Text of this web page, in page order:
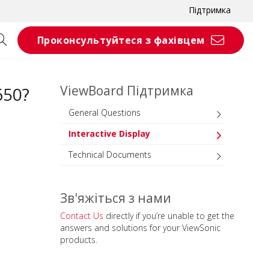
Підтримка
Проконсультуйтеся з фахівцем
ViewBoard Підтримка
General Questions
Interactive Display
Technical Documents
Зв'яжіться з нами
Contact Us directly if you’re unable to get the
answers and solutions for your ViewSonic
products.